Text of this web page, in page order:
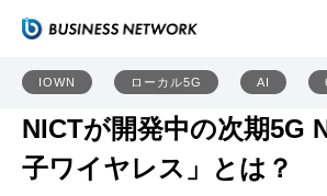
IOWN ローカル5G AI
NICTが開発中の次期5G
子ワイヤレス」とは？